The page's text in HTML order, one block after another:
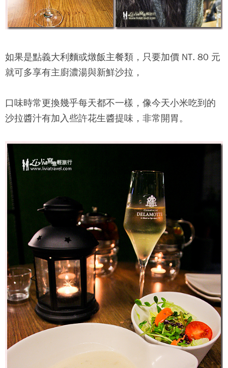
如果是點義大利麵或燉飯主餐類，只要加價 NT. 80 元
就可多享有主廚濃湯與新鮮沙拉，
口味時常更換幾乎每天都不一樣，像今天小米吃到的
沙拉醬汁有加入些許花生醬提味，非常開胃。